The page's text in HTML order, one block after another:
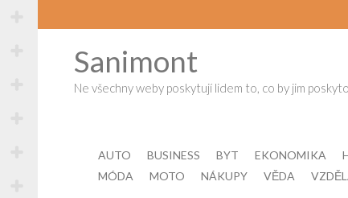
Sanimont
Ne všechny weby poskytují lidem to, co by jim
AUTO BUSINESS BYT EKONOMIKA
MÓDA
MOTO NÁKUPY VĚDA